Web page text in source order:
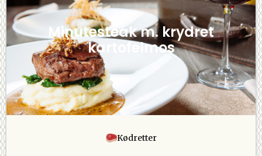
Minutesteak m. krydret
kartofelmos
Kødretter